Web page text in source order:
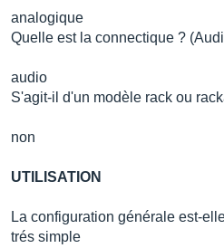
analogique
Quelle est la connectique ?
audio
S'agit-il d'un modèle rack ou
non
UTILISATION
La configuration générale est-
trés simple